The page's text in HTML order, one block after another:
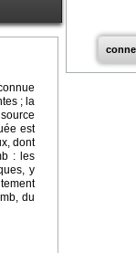
; la
est
dont
: les
y
du